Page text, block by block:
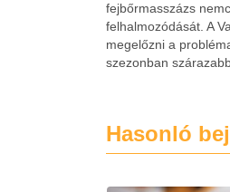
fejbőrmasszázs
felhalmozódását. A
megelőzni a
szezonban
Hasonló